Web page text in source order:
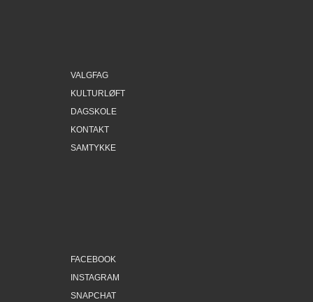
VALGFAG
KULTURLØFT
DAGSKOLE
KONTAKT
SAMTYKKE
FACEBOOK
INSTAGRAM
SNAPCHAT